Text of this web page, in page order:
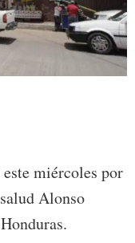
miércoles por
Alonso